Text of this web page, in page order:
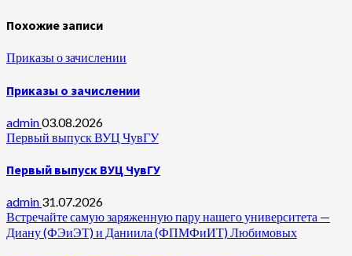
Похожие записи
Приказы о зачислении
Приказы о зачислении
admin03.08.2026
Первый выпуск ВУЦ ЧувГУ
Первый выпуск ВУЦ ЧувГУ
admin 31.07.2026
Встречайте самую заряженную пару нашего университета —
Диану (ФЭиЭТ) и Даниила (ФПМФиИТ) Любимовых